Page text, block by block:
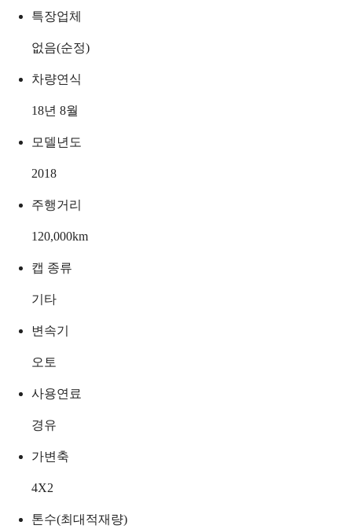
특장업체
없음(순정)
차량연식
18년 8월
모델년도
2018
주행거리
120,000km
캡 종류
기타
변속기
오토
사용연료
경유
가변축
4X2
톤수(최대적재량)